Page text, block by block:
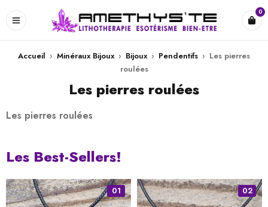
0
Accueil › Minéraux Bijoux › Bijoux › Pendentifs › Les pierres
roulées
Les pierres roulées
Les pierres roulées
Les Best-Sellers!
01 02